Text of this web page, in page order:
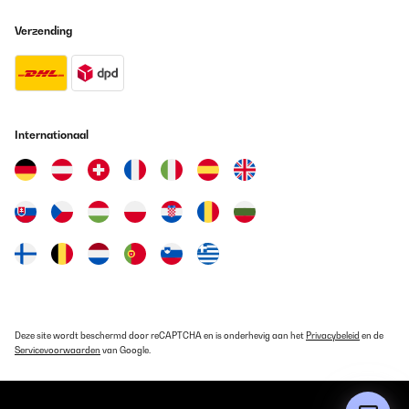
Amazon-Benutzer
Vertaal
Spülmaschine in der Innengestaltung und im Gebrauch etwas
anders gestaltet ist, als unsere vorherige alte Maschine. Wir
wollen und werden uns daran gewöhnen.
Vertaal
Verzending
Internationaal
Deze site wordt beschermd door reCAPTCHA en is onderhevig aan het Privacybeleid en de
Servicevoorwaarden van Google.